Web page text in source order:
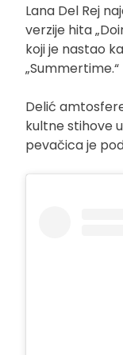
Lana Del Rej
verzije hita
koji je nastao
„Summertime.“
Delić
kultne stihove
pevačica je